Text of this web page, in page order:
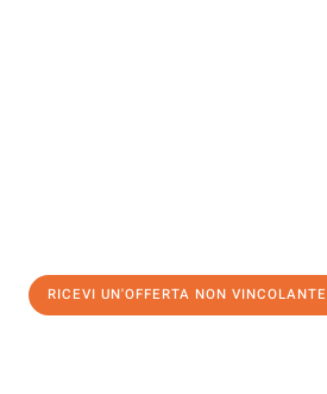
RICEVI UN'OFFERTA NON VINCOLANTE